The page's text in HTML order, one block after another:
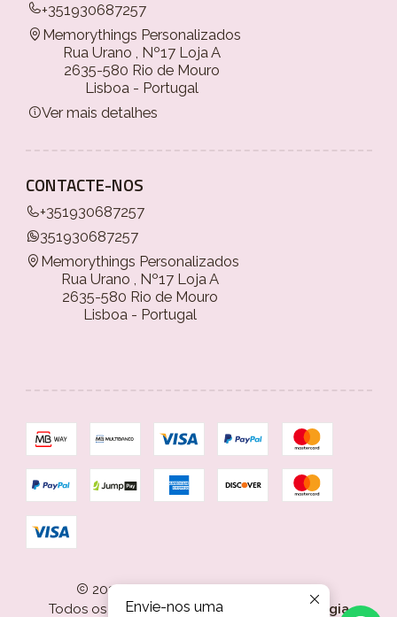
+351930687257
Memorythings Personalizados
Rua Urano , Nº17 Loja A
2635-580 Rio de Mouro
Lisboa - Portugal
Ver mais detalhes
CONTACTE-NOS
+351930687257
351930687257
Memorythings Personalizados
Rua Urano , Nº17 Loja A
2635-580 Rio de Mouro
Lisboa - Portugal
2026 Memorythings Personalizados.
Todos os Direitos Reservados.
Com tecnologia
Envie-nos uma